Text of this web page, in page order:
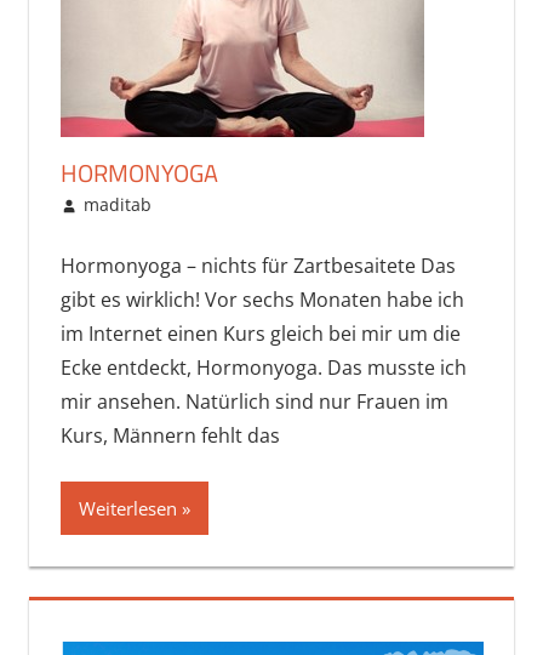
HORMONYOGA
Oktober 23, 2016
maditab
Hormonyoga – nichts für Zartbesaitete Das
gibt es wirklich! Vor sechs Monaten habe ich
im Internet einen Kurs gleich bei mir um die
Ecke entdeckt, Hormonyoga. Das musste ich
mir ansehen. Natürlich sind nur Frauen im
Kurs, Männern fehlt das
Weiterlesen